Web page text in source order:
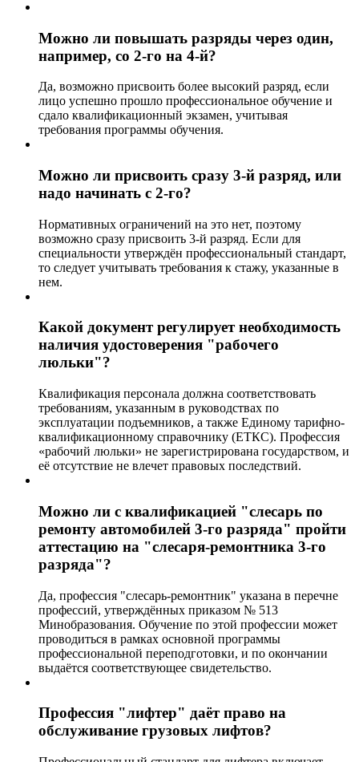
Можно ли повышать разряды через один,
например, со 2-го на 4-й?
Да, возможно присвоить более высокий разряд, если
лицо успешно прошло профессиональное обучение и
сдало квалификационный экзамен, учитывая
требования программы обучения.
Можно ли присвоить сразу 3-й разряд, или
надо начинать с 2-го?
Нормативных ограничений на это нет, поэтому
возможно сразу присвоить 3-й разряд. Если для
специальности утверждён профессиональный стандарт,
то следует учитывать требования к стажу, указанные в
нем.
Какой документ регулирует необходимость
наличия удостоверения "рабочего
люльки"?
Квалификация персонала должна соответствовать
требованиям, указанным в руководствах по
эксплуатации подъемников, а также Единому тарифно-
квалификационному справочнику (ЕТКС). Профессия
«рабочий люльки» не зарегистрирована государством, и
её отсутствие не влечет правовых последствий.
Можно ли с квалификацией "слесарь по
ремонту автомобилей 3-го разряда" пройти
аттестацию на "слесаря-ремонтника 3-го
разряда"?
Да, профессия "слесарь-ремонтник" указана в перечне
профессий, утверждённых приказом № 513
Минобразования. Обучение по этой профессии может
проводиться в рамках основной программы
профессиональной переподготовки, и по окончании
выдаётся соответствующее свидетельство.
Профессия "лифтер" даёт право на
обслуживание грузовых лифтов?